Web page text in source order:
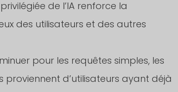
de l’IA renforce la
des utilisateurs et des autres
pour les requêtes simples, les
proviennent d’utilisateurs ayant déjà